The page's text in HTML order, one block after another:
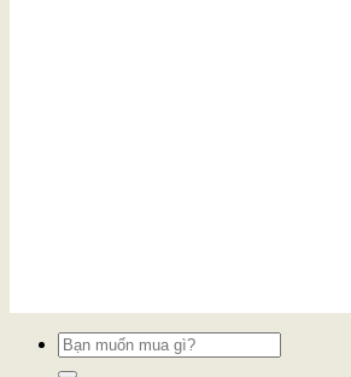
Tìm
kiếm: